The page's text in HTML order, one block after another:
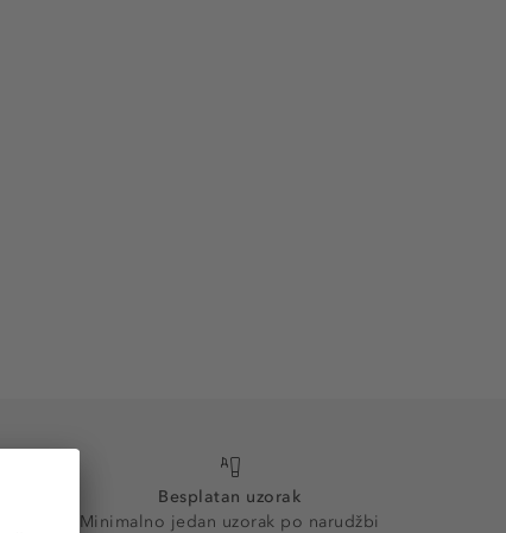
Besplatan uzorak
Minimalno jedan uzorak po narudžbi